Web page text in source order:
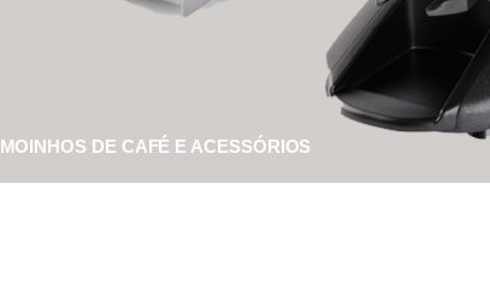
MOINHOS DE CAFÉ E ACESSÓRIOS